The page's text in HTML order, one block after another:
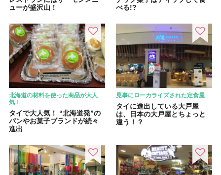
ューが盛沢山！
べる!?
北海道の材料を使った商品が大人
気！
タイで大人気！ “北海道発”の
パンやお菓子ブランドが続々
進出
見事にローカライズされた定食屋
タイに進出している大戸屋
は、日本の大戸屋とちょっと
違う！？